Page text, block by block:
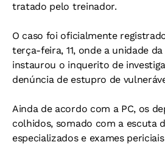
tratado pelo treinador.
O caso foi oficialmente
terça-feira, 11, onde a unidade
instaurou o inquerito de
denúncia de estupro de
Ainda de acordo com a PC, os
colhidos, somado com a escuta
especializados e exames